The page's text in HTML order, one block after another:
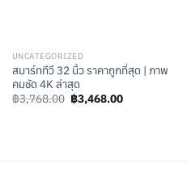
UNCATEGORIZED
สมาร์ททีวี 32 นิ้ว ราคาถูกที่สุด | ภาพ
คมชัด 4K ล่าสุด
฿3,768.00 Original
price
฿3,468.00Current